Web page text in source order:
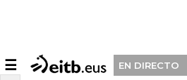
☰ EN DIRECTO